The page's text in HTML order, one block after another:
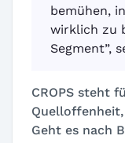
bemühen,
wirklich zu
Segment”,
CROPS steht
Geht es nach